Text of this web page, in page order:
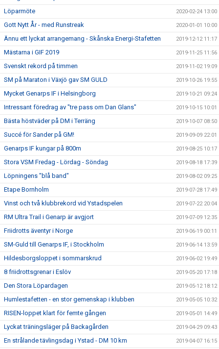
Löparmöte 2020-02-24 13:00
Gott Nytt År - med Runstreak 2020-01-01 10:00
Ännu ett lyckat arrangemang - Skånska Energi-Stafetten 2019-12-12 11:17
Mästarna i GIF 2019 2019-11-25 11:56
Svenskt rekord på timmen 2019-11-02 19:09
SM på Maraton i Växjö gav SM GULD 2019-10-26 19:55
Mycket Genarps IF i Helsingborg 2019-10-21 09:24
Intressant föredrag av "tre pass om Dan Glans" 2019-10-15 10:01
Bästa höstväder på DM i Terräng 2019-10-07 08:50
Succé för Sander på GM! 2019-09-09 22:01
Genarps IF kungar på 800m 2019-08-25 10:17
Stora VSM Fredag - Lördag - Söndag 2019-08-18 17:39
Löpningens "blå band" 2019-08-02 09:25
Etape Bornholm 2019-07-28 17:49
Vinst och två klubbrekord vid Ystadspelen 2019-07-22 20:04
RM Ultra Trail i Genarp är avgjort 2019-07-09 12:35
Friidrotts äventyr i Norge 2019-06-19 00:11
SM-Guld till Genarps IF, i Stockholm 2019-06-14 13:59
Hildesborgsloppet i sommarskrud 2019-06-02 19:49
8 friidrottsgrenar i Eslöv 2019-05-20 17:18
Den Stora Löpardagen 2019-05-12 18:12
Humlestafetten - en stor gemenskap i klubben 2019-05-05 10:32
RISEN-loppet klart för femte gången 2019-05-01 14:49
Lyckat träningsläger på Backagården 2019-04-29 09:43
En strålande tävlingsdag i Ystad - DM 10 km 2019-04-07 16:15